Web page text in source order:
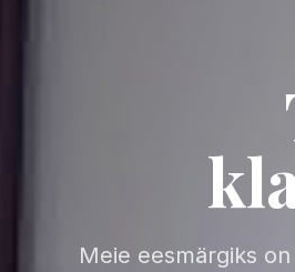
Meie eesmärgiks